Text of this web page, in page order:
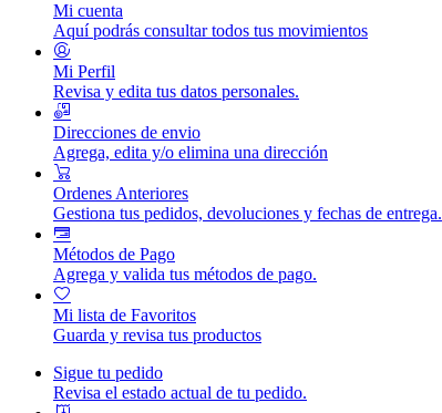
Mi cuenta
Aquí podrás consultar todos tus movimientos
Mi Perfil
Revisa y edita tus datos personales.
Direcciones de envio
Agrega, edita y/o elimina una dirección
Ordenes Anteriores
Gestiona tus pedidos, devoluciones y fechas de entrega.
Métodos de Pago
Agrega y valida tus métodos de pago.
Mi lista de Favoritos
Guarda y revisa tus productos
Sigue tu pedido
Revisa el estado actual de tu pedido.